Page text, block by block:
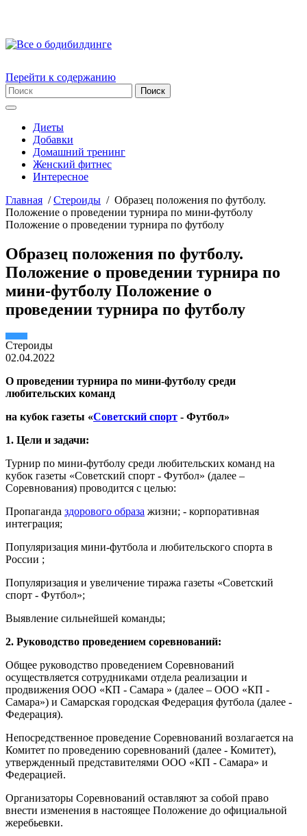
Перейти к содержанию
Диеты
Добавки
Домашний тренинг
Женский фитнес
Интересное
Главная /Стероиды / Образец положения по футболу.
Положение о проведении турнира по мини-футболу
Положение о проведении турнира по футболу
Образец положения по футболу.
Положение о проведении турнира по
мини-футболу Положение о
проведении турнира по футболу
Стероиды
02.04.2022
О проведении турнира по мини-футболу среди
любительских команд
на кубок газеты «Советский спорт - Футбол»
1. Цели и задачи:
Турнир по мини-футболу среди любительских команд на
кубок газеты «Советский спорт - Футбол» (далее –
Соревнования) проводится с целью:
Пропаганда здорового образа жизни; - корпоративная
интеграция;
Популяризация мини-футбола и любительского спорта в
России ;
Популяризация и увеличение тиража газеты «Советский
спорт - Футбол»;
Выявление сильнейшей команды;
2. Руководство проведением соревнований:
Общее руководство проведением Соревнований
осуществляется сотрудниками отдела реализации и
продвижения ООО «КП - Самара » (далее – ООО «КП -
Самара») и Самарская городская Федерация футбола (далее -
Федерация).
Непосредственное проведение Соревнований возлагается на
Комитет по проведению соревнований (далее - Комитет),
утвержденный представителями ООО «КП - Самара» и
Федерацией.
Организаторы Соревнований оставляют за собой право
внести изменения в настоящее Положение до официальной
жеребьевки.